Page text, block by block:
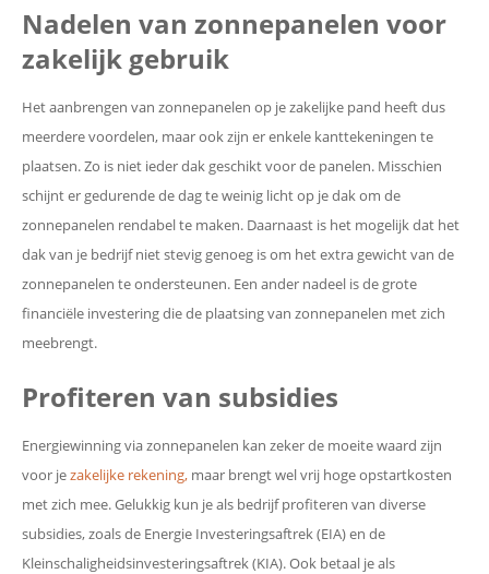
Nadelen van zonnepanelen voor
zakelijk gebruik
Het aanbrengen van zonnepanelen op je zakelijke pand heeft dus
meerdere voordelen, maar ook zijn er enkele kanttekeningen te
plaatsen. Zo is niet ieder dak geschikt voor de panelen. Misschien
schijnt er gedurende de dag te weinig licht op je dak om de
zonnepanelen rendabel te maken. Daarnaast is het mogelijk dat het
dak van je bedrijf niet stevig genoeg is om het extra gewicht van de
zonnepanelen te ondersteunen. Een ander nadeel is de grote
financiële investering die de plaatsing van zonnepanelen met zich
meebrengt.
Profiteren van subsidies
Energiewinning via zonnepanelen kan zeker de moeite waard zijn
voor jezakelijke rekening, maar brengt wel vrij hoge opstartkosten
met zich mee. Gelukkig kun je als bedrijf profiteren van diverse
subsidies, zoals de Energie Investeringsaftrek (EIA) en de
Kleinschaligheidsinvesteringsaftrek (KIA). Ook betaal je als